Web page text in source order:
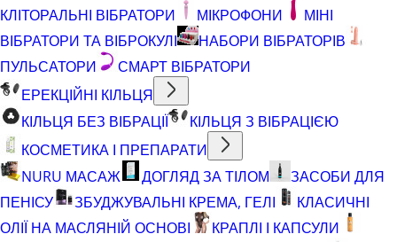
КЛІТОРАЛЬНІ ВІБРАТОРИ
МІКРОФОНИ
МІНІ
ВІБРАТОРИ ТА ВІБРОКУЛІ
НАБОРИ ВІБРАТОРІВ
ПУЛЬСАТОРИ
СМАРТ ВІБРАТОРИ
ЕРЕКЦІЙНІ КІЛЬЦЯ
КІЛЬЦЯ БЕЗ ВІБРАЦІЇ
КІЛЬЦЯ З ВІБРАЦІЄЮ
КОСМЕТИКА І ПРЕПАРАТИ
NURU МАСАЖ
ДОГЛЯД ЗА ТІЛОМ
ЗАСОБИ ДЛЯ
ПЕНІСУ
ЗБУДЖУВАЛЬНІ КРЕМА, ГЕЛІ
КЛАСИЧНІ
ОЛІЇ НА МАСЛЯНІЙ ОСНОВІ
КРАПЛІ І КАПСУЛИ